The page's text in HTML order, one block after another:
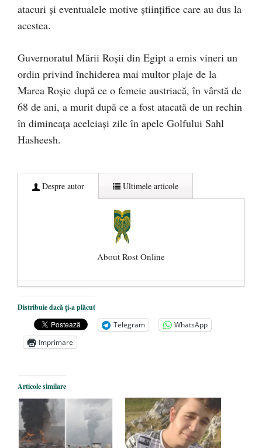
atacuri şi eventualele motive ştiinţifice care au dus la
acestea.
Guvernoratul Mării Roşii din Egipt a emis vineri un
ordin privind închiderea mai multor plaje de la
Marea Roşie după ce o femeie austriacă, în vârstă de
68 de ani, a murit după ce a fost atacată de un rechin
în dimineaţa aceleiaşi zile în apele Golfului Sahl
Hasheesh.
Despre autor Ultimele articole
About Rost Online
Dezvăluiri cutremurătoare despre
președintele Ucrainei, Volodymyr
Zelensky
- 13 mai 2026
Statul care servește Națiunea
Legea Vexler produce efecte. Bustul
poetului Octavian Goga, înlăturat din Iași
- 16 aprilie 2026
Distribuie dacă ți-a plăcut
Telegram
WhatsApp
Imprimare
Articole similare